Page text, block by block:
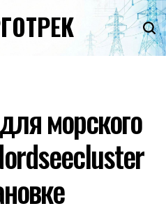
морского